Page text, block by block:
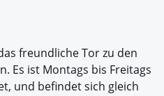
freundliche Tor zu den
Es ist Montags bis Freitags
und befindet sich gleich